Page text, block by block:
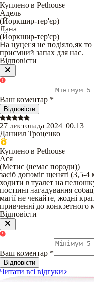
Куплено в Pethouse
Адель
(Йоркшир-тер'єр)
Лана
(Йоркшир-тер'єр)
На цуценя не подіяло,як то
приємний запах для нас.
Відповісти
Ваш коментар *
Відповісти
27 листопада 2024, 00:13
Даниил Троценко
Куплено в Pethouse
Ася
(Метис (немає породи))
засіб допоміг щеняті (3,5-4
ходити в туалет на
постійні нагадування
магії не чекайте, жодні
привченні до конкретного
Відповісти
Ваш коментар *
Відповісти
Читати всі відгуки